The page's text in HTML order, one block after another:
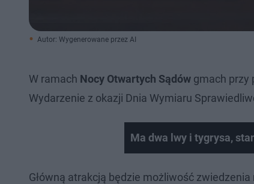
Autor: Wygenerowane przez AI
W ramach Nocy Otwartych Sądów gmach przy
Wydarzenie z okazji Dnia Wymiaru
Ma dwa lwy i tygrysa,
Główną atrakcją będzie możliwość